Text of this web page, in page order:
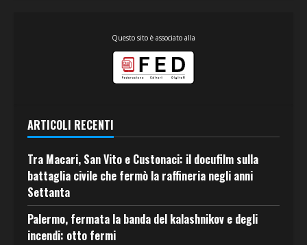
Questo sito è associato alla
ARTICOLI RECENTI
Tra Macari, San Vito e Custonaci: il docufilm sulla
battaglia civile che fermò la raffineria negli anni
Settanta
Palermo, fermata la banda del kalashnikov e degli
incendi: otto fermi